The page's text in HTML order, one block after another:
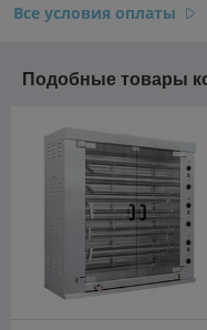
Все условия оплаты
Подобные товары